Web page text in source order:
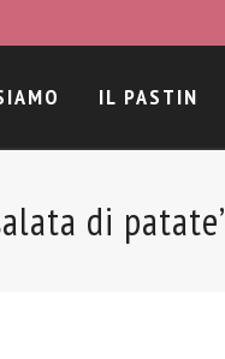
IL PASTIN
di patate’